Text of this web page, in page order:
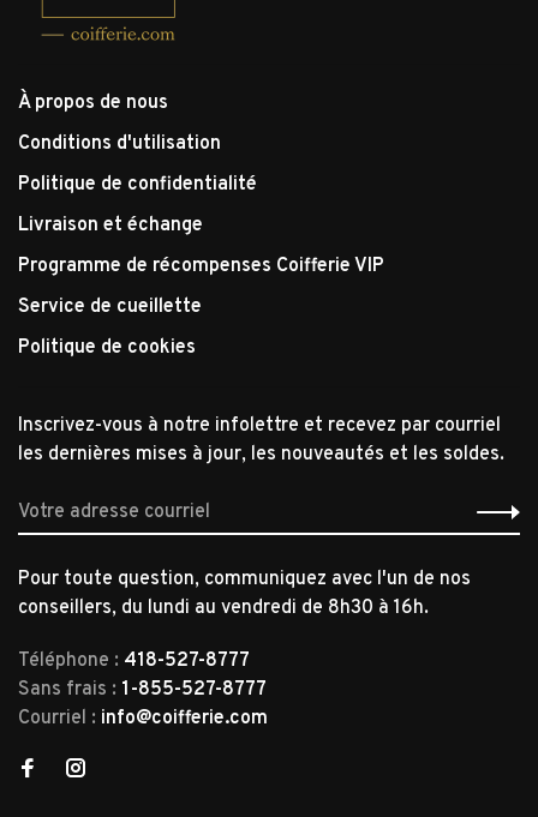
À propos de nous
Conditions d'utilisation
Politique de confidentialité
Livraison et échange
Programme de récompenses Coifferie VIP
Service de cueillette
Politique de cookies
Inscrivez-vous à notre infolettre et recevez par courriel
les dernières mises à jour, les nouveautés et les soldes.
Pour toute question, communiquez avec l'un de nos
conseillers, du lundi au vendredi de 8h30 à 16h.
Téléphone : 418-527-8777
Sans frais : 1-855-527-8777
Courriel : info@coifferie.com